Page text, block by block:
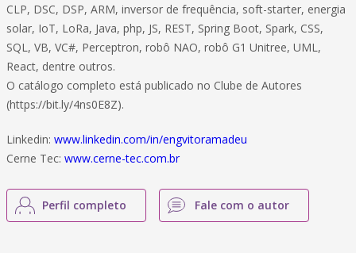
CLP, DSC, DSP, ARM, inversor de frequência, soft-starter, energia
solar, IoT, LoRa, Java, php, JS, REST, Spring Boot, Spark, CSS,
SQL, VB, VC#, Perceptron, robô NAO, robô G1 Unitree, UML,
React, dentre outros.
O catálogo completo está publicado no Clube de Autores
(https://bit.ly/4ns0E8Z).
Linkedin: www.linkedin.com/in/engvitoramadeu
Cerne Tec: www.cerne-tec.com.br
Perfil completo Fale com o autor